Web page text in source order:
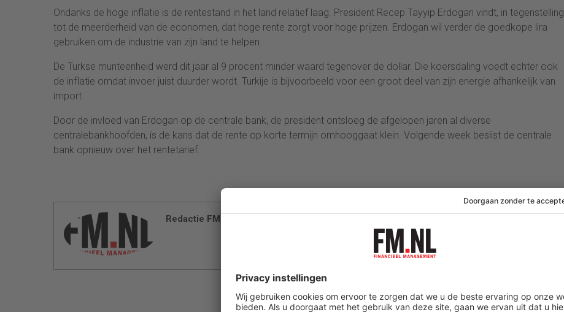
Ondanks de hoge inflatie is de rentestand in het land relatief laag. President Recep Tayyip Erdogan vindt, in tegenstelling
tot de meerderheid van de economen, dat hoge rente zorgt voor hoge prijzen. Erdogan wil verder de goedkope lira
gebruiken om de industrie van zijn land te helpen.
De Turkse munteenheid werd dit jaar al 9 procent minder waard tegenover de dollar. Die koersdaling voedt echter ook
de inflatie omdat invoer juist duurder wordt. Turkije is bijvoorbeeld voor een groot deel van zijn energie afhankelijk van
import.
Door de invloed van Erdogan op de centrale bank, de president ontsloeg de afgelopen jaren al diverse
centralebankhoofden, is de kans dat de rente op korte termijn omhooggaat klein. Volgende week beslist de centrale
bank opnieuw over het rentetarief.
Redactie FM